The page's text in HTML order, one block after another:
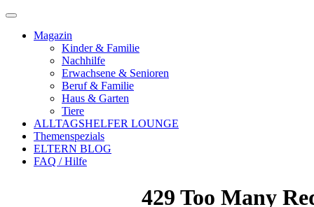
Magazin
Kinder & Familie
Nachhilfe
Erwachsene & Senioren
Beruf & Familie
Haus & Garten
Tiere
ALLTAGSHELFER LOUNGE
Themenspezials
ELTERN BLOG
FAQ / Hilfe